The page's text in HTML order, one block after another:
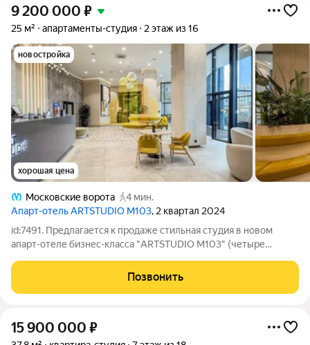
9 200 000 ₽
25 м² апартаменты-студия 2 этаж из 16
новостройка
хорошая цена
Московские ворота
4 мин.
Апарт-отель ARTSTUDIO M103, 2 квартал 2024
id:7491. Предлагается к продаже стильная студия в новом
апарт-отеле бизнес-класса "ARTSTUDIO М103" (четыре
В апартаментах выполнен современный дизайнерский ремонт.
Состояние нового!
Позвонить
15 900 000 ₽